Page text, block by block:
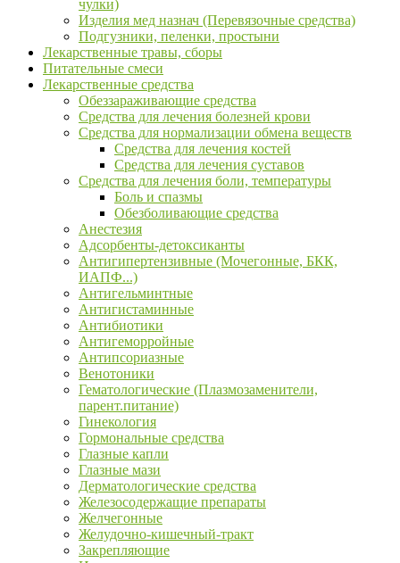
чулки)
Изделия мед назнач (Перевязочные средства)
Подгузники, пеленки, простыни
Лекарственные травы, сборы
Питательные смеси
Лекарственные средства
Обеззараживающие средства
Средства для лечения болезней крови
Средства для нормализации обмена веществ
Средства для лечения костей
Средства для лечения суставов
Средства для лечения боли, температуры
Боль и спазмы
Обезболивающие средства
Анестезия
Адсорбенты-детоксиканты
Антигипертензивные (Мочегонные, БКК,
ИАПФ...)
Антигельминтные
Антигистаминные
Антибиотики
Антигеморройные
Антипсориазные
Венотоники
Гематологические (Плазмозаменители,
парент.питание)
Гинекология
Гормональные средства
Глазные капли
Глазные мази
Дерматологические средства
Железосодержащие препараты
Желчегонные
Желудочно-кишечный-тракт
Закрепляющие